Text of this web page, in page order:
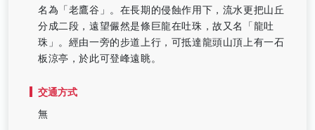
名為「老鷹谷」。在長期的侵蝕作用下，流水更把山丘
分成二段，遠望儼然是條巨龍在吐珠，故又名「龍吐
珠」。經由一旁的步道上行，可抵達龍頭山頂上有一石
板涼亭，於此可登峰遠眺。
交通方式
無